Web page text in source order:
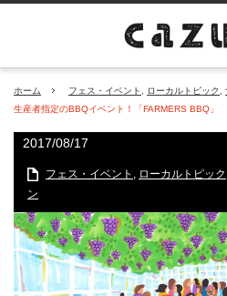
ホーム フェス・イベント ローカルトピック
生産者指定のBBQイベント！「FARMERS BBQ」
2017/08/17
フェス・イベント , ローカルトピック
ン